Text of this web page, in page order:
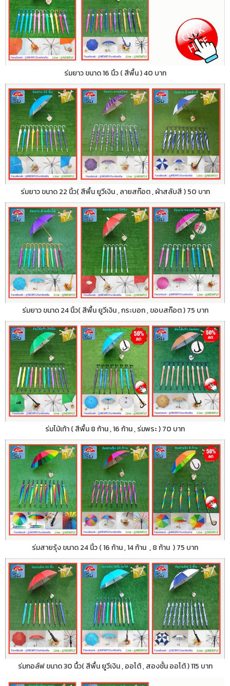
ร่มยาว ขนาด 16 นิ้ว ( สีพื้น ) 40 บาท
ร่มยาว ขนาด 22 นิ้ว( สีพื้น ยูวีเงิน , ลายสก๊อต , ผ้าสลับสี ) 50 บาท
ร่มยาว ขนาด 24 นิ้ว( สีพื้น ยูวีเงิน , กระบอก , ขอบสก๊อต ) 75 บาท
ร่มไม้เท้า ( สีพื้น 8 ก้าน , 16 ก้าน , ร่มพระ ) 70 บาท
ร่มสายรุ้ง ขนาด 24 นิ้ว ( 16 ก้าน , 14 ก้าน , 8 ก้าน ) 75 บาท
ร่มกอล์ฟ ขนาด 30 นื้ว( สีพื้น ยูวีเงิน , ออโต้ , สองชั้น ออโต้ ) 115 บาท